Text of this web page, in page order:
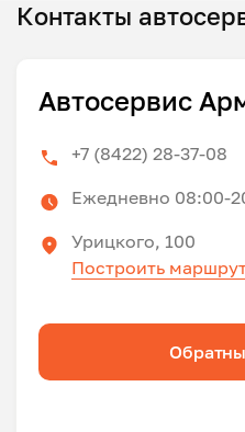
Контакты
Автосервис
+7 (8422) 28-37-08
Ежедневно 08:00-
Урицкого, 100
Построить